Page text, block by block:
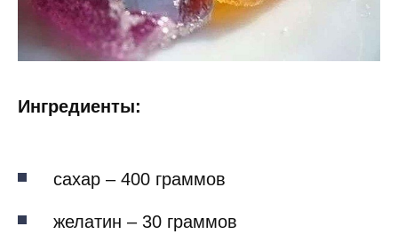
Ингредиенты:
сахар – 400 граммов
желатин – 30 граммов